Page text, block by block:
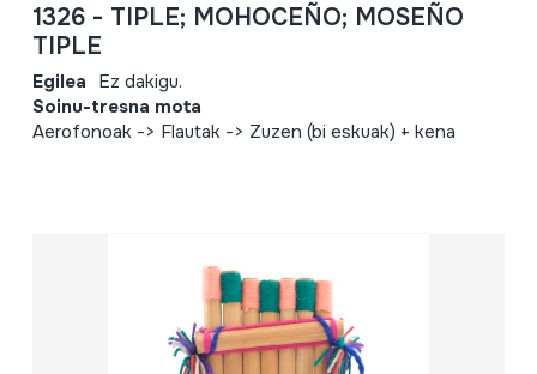
1326 - TIPLE; MOHOCEÑO; MOSEÑO
TIPLE
Egilea Ez dakigu.
Soinu-tresna mota
Aerofonoak -> Flautak -> Zuzen (bi eskuak) + kena